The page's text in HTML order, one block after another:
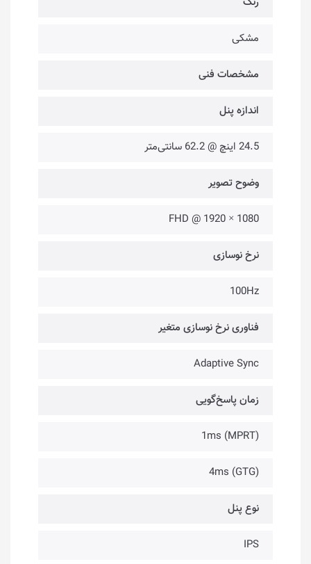
مشکی
مشخصات فنی
اندازه پنل
24.5 اینچ @ 62.2 سانتی‌متر
وضوح تصویر
FHD @ 1920 × 1080
نرخ نوسازی
100Hz
فناوری نرخ نوسازی متغیر
Adaptive Sync
زمان پاسخ‌گویی
1ms (MPRT)
4ms (GTG)
نوع پنل
IPS